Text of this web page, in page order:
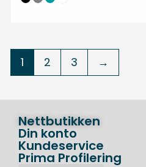
1 2 3 →
Nettbutikken
Din konto
Kundeservice
Prima Profilering